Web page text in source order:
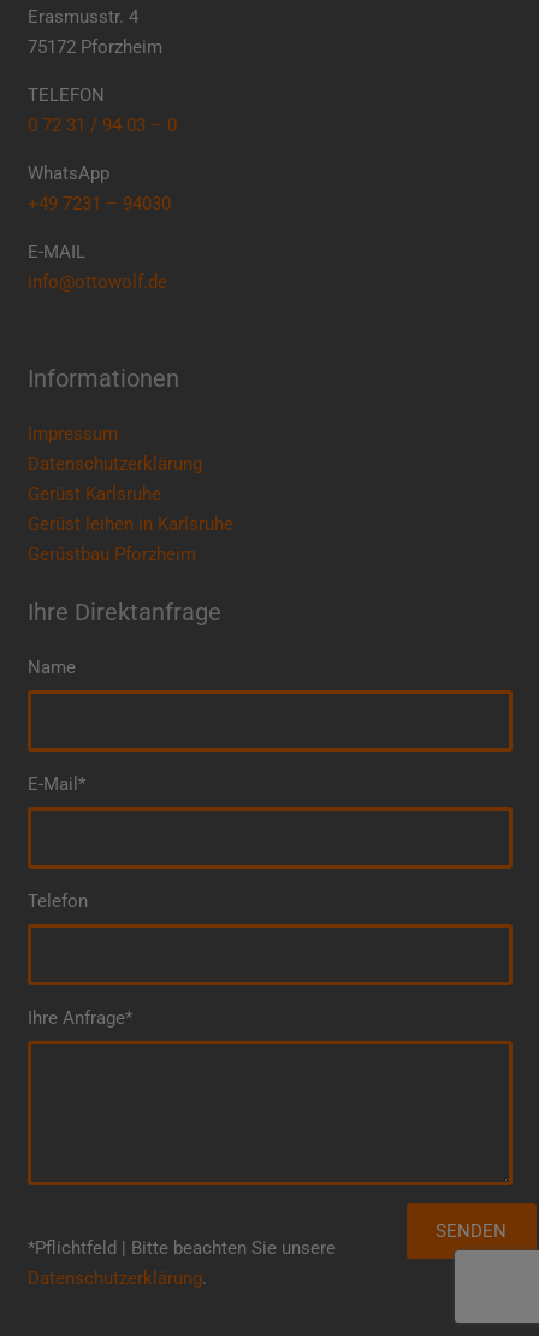
Erasmusstr. 4
75172 Pforzheim
TELEFON
0 72 31 / 94 03 – 0
WhatsApp
+49 7231 – 94030
E-MAIL
info@ottowolf.de
Informationen
Impressum
Datenschutzerklärung
Gerüst Karlsruhe
Gerüst leihen in Karlsruhe
Gerüstbau Pforzheim
Ihre Direktanfrage
Name
E-Mail*
Telefon
Ihre Anfrage*
*Pflichtfeld | Bitte beachten Sie unsere
Datenschutzerklärung.